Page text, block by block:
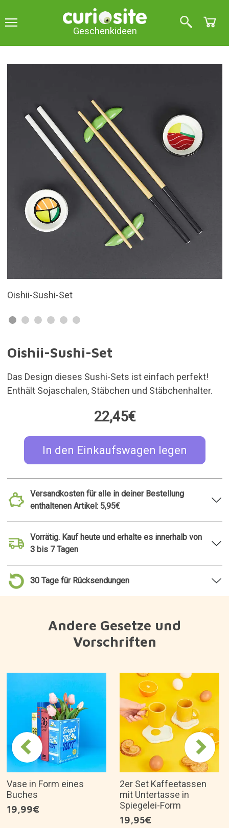
Geschenkideen
Originelles Sushi-Design
Oishii-Sushi-Set
Das Design dieses Sushi-Sets ist einfach perfekt!
Enthält Sojaschalen, Stäbchen und Stäbchenhalter.
22,45€
In den Einkaufswagen legen
Versandkosten für alle in deiner Bestellung
enthaltenen Artikel: 5,95€
Vorrätig. Kauf heute und erhalte es innerhalb von
3 bis 7 Tagen
30 Tage für Rücksendungen
Andere Gesetze und
Vorschriften
Vase in Form eines
Buches
19,99€
2er Set Kaffeetassen
mit Untertasse in
Spiegelei-Form
19,95€